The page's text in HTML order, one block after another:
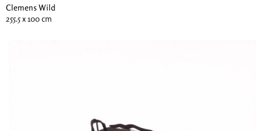
Clemens Wild
255.5 x 100 cm